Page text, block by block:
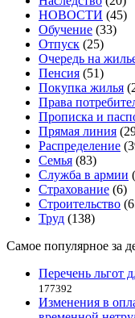
НОВОСТИ (45)
Обучение (33)
Отпуск (25)
Очередь на
Пенсия (51)
Покупка жилья
Права
Прописка и
Прямая линия
Распределение
Семья (83)
Служба в армии
Страхование (6)
Строительство
Труд (138)
Самое популярное за
Перечень льгот
177392
Изменения в